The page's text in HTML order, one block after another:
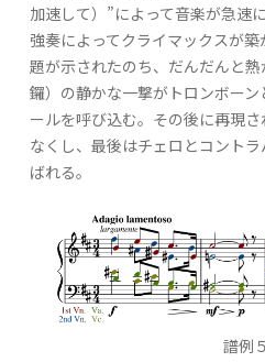
加速して）”によって音楽が急速
強奏によってクライマックスが
題が示されたのち、だんだんと
鑼）の静かな一撃がトロンボー
ールを呼び込む。その後に再現
なくし、最後はチェロとコント
ばれる。
譜例５